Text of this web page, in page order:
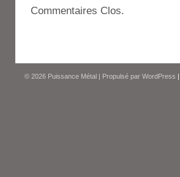
Commentaires Clos.
© 2026 Puissance Métal | Propulsé par WordPress |